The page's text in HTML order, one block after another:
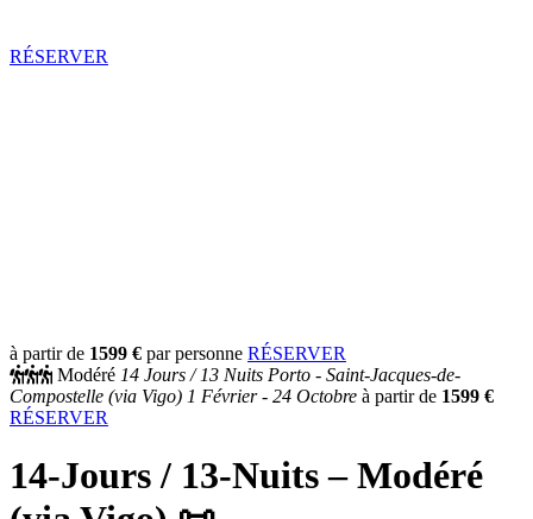
RÉSERVER
à partir de 1599 € par personne RÉSERVER
Modéré 14 Jours / 13 Nuits Porto - Saint-Jacques-de-
Compostelle (via Vigo) 1 Février - 24 Octobre à partir de 1599 €
RÉSERVER
14-Jours / 13-Nuits – Modéré